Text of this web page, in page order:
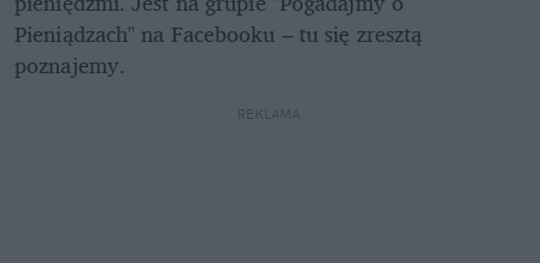
Pieniądzach" na Facebooku – tu się zresztą
poznajemy.
REKLAMA